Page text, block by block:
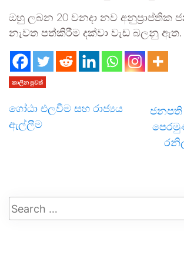
ඔහු ලබන 20 වනදා නව අනුප්‍රාප්තික
නැවත පත්කිරීම දක්වා වැඩ බලනු ඇත.
කාලීන පුවත්
ගෝඨා එලවීම සහ රාජ්‍යය
ඇල්ලීම
ජනපති